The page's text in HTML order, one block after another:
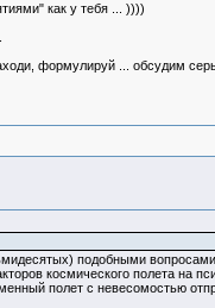
как у тебя ... ))))
формулируй ... обсудим
подобными
космического полета на
полет с невесомостью